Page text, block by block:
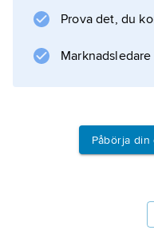
sönderfallsserierna
radioaktivitet
). Den rena
Prova det, du
Påbörja